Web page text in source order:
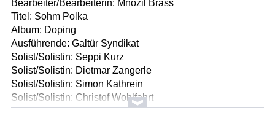
Bearbeiter/Bearbeiterin: Mnozil Brass
Titel: Sohm Polka
Album: Doping
Ausführende: Galtür Syndikat
Solist/Solistin: Seppi Kurz
Solist/Solistin: Dietmar Zangerle
Solist/Solistin: Simon Kathrein
Solist/Solistin: Christof Wohlfahrt
Solist/Solistin: Georg Juen